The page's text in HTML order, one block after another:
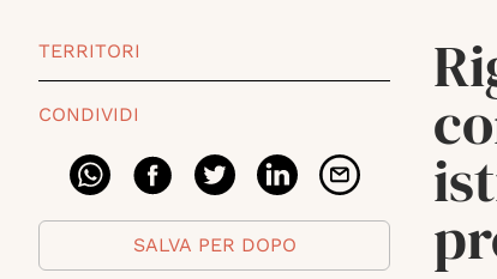
TERRITORI
CONDIVIDI
SALVA PER DOPO